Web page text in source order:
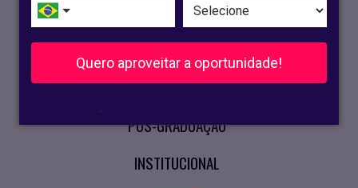
Quero aproveitar a oportunidade!
.
RECIFE
VESTIBULAR
CURSOS PRESENCIAIS
PÓS-GRADUAÇÃO
INSTITUCIONAL